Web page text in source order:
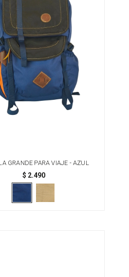
GRANDE PARA VIAJE - AZUL
$ 2.490